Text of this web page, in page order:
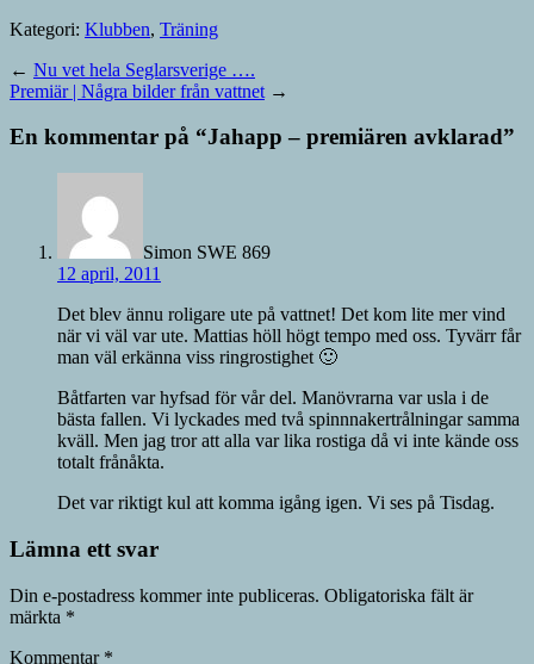
Kategori: Klubben, Träning
← Nu vet hela Seglarsverige ….
Premiär | Några bilder från vattnet →
En kommentar på “Jahapp – premiären avklarad”
Simon SWE 869
12 april, 2011
Det blev ännu roligare ute på vattnet! Det kom lite mer vind
när vi väl var ute. Mattias höll högt tempo med oss. Tyvärr får
man väl erkänna viss ringrostighet 🙂
Båtfarten var hyfsad för vår del. Manövrarna var usla i de
bästa fallen. Vi lyckades med två spinnnakertrålningar samma
kväll. Men jag tror att alla var lika rostiga då vi inte kände oss
totalt frånåkta.
Det var riktigt kul att komma igång igen. Vi ses på Tisdag.
Lämna ett svar
Din e-postadress kommer inte publiceras. Obligatoriska fält är
märkta *
Kommentar *